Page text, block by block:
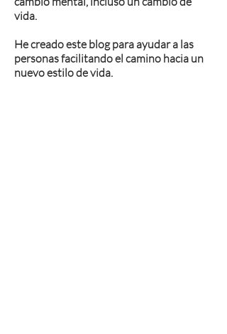
vida.
He creado este blog para ayudar a las
personas facilitando el camino hacia un
nuevo estilo de vida.